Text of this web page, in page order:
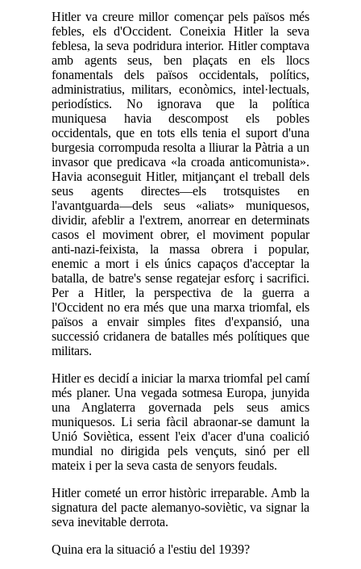
Hitler va creure millor començar pels països més
febles, els d'Occident. Coneixia Hitler la seva
feblesa, la seva podridura interior. Hitler comptava
amb agents seus, ben plaçats en els llocs
fonamentals dels països occidentals, polítics,
administratius, militars, econòmics, intel·lectuals,
periodístics. No ignorava que la política
muniquesa havia descompost els pobles
occidentals, que en tots ells tenia el suport d'una
burgesia corrompuda resolta a lliurar la Pàtria a un
invasor que predicava «la croada anticomunista».
Havia aconseguit Hitler, mitjançant el treball dels
seus agents directes—els trotsquistes en
l'avantguarda—dels seus «aliats» muniquesos,
dividir, afeblir a l'extrem, anorrear en determinats
casos el moviment obrer, el moviment popular
anti-nazi-feixista, la massa obrera i popular,
enemic a mort i els únics capaços d'acceptar la
batalla, de batre's sense regatejar esforç i sacrifici.
Per a Hitler, la perspectiva de la guerra a
l'Occident no era més que una marxa triomfal, els
països a envair simples fites d'expansió, una
successió cridanera de batalles més polítiques que
militars.
Hitler es decidí a iniciar la marxa triomfal pel camí
més planer. Una vegada sotmesa Europa, junyida
una Anglaterra governada pels seus amics
muniquesos. Li seria fàcil abraonar-se damunt la
Unió Soviètica, essent l'eix d'acer d'una coalició
mundial no dirigida pels vençuts, sinó per ell
mateix i per la seva casta de senyors feudals.
Hitler cometé un error històric irreparable. Amb la
signatura del pacte alemanyo-soviètic, va signar la
seva inevitable derrota.
Quina era la situació a l'estiu del 1939?